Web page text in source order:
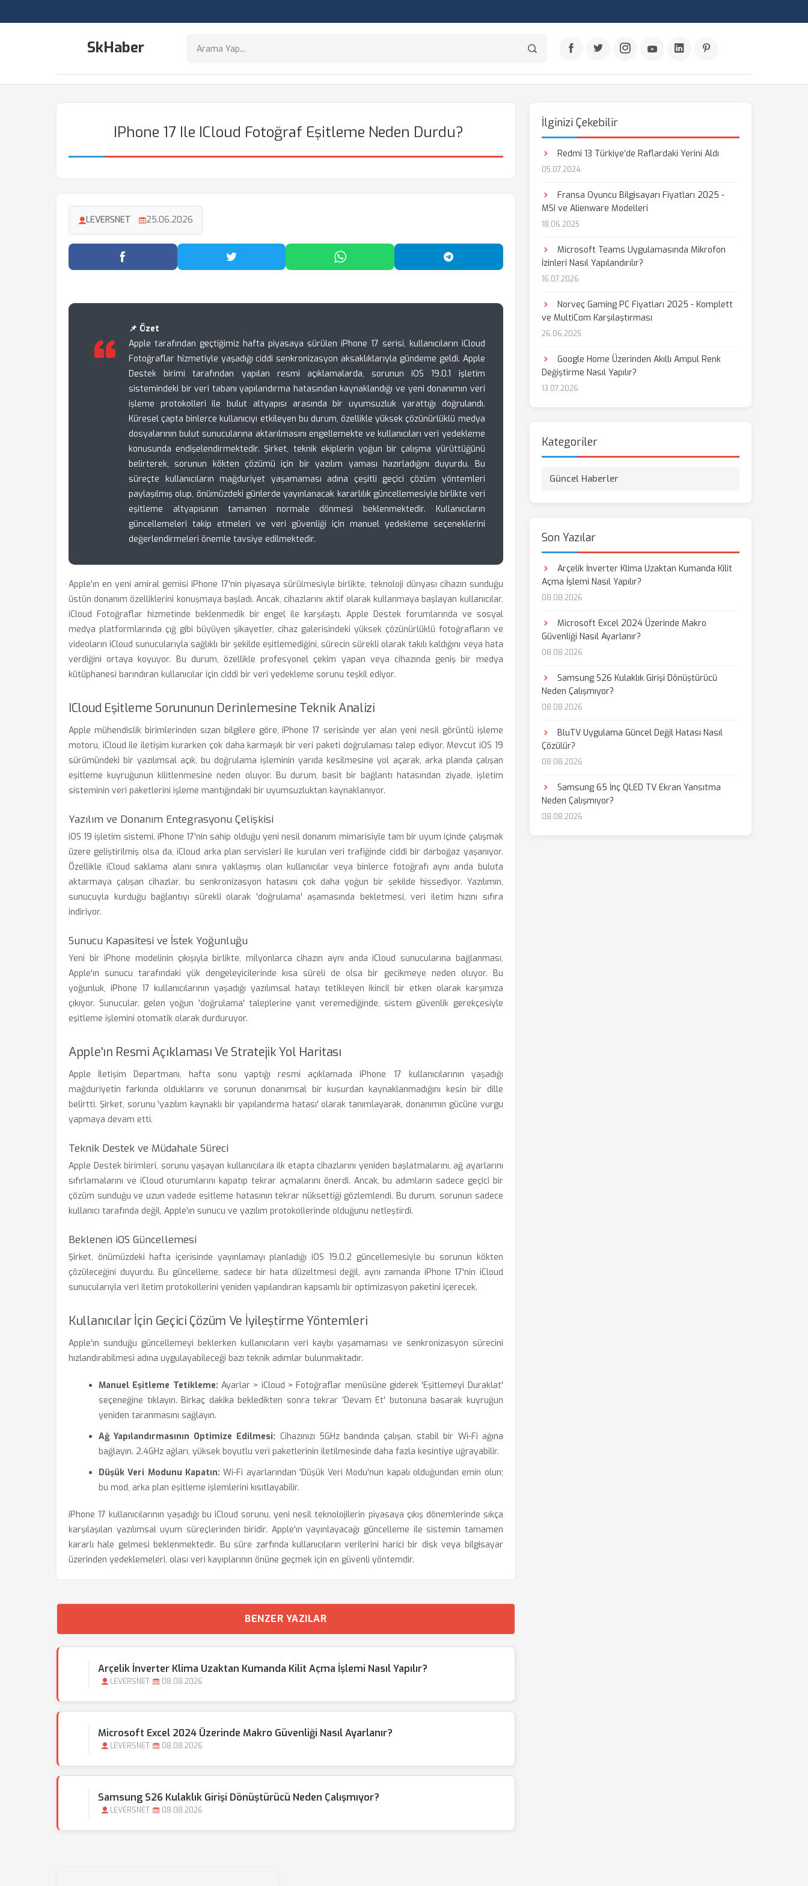
SkHaber
IPhone 17 Ile ICloud Fotoğraf Eşitleme Neden Durdu?
LEVERSNET 25.06.2026
Facebook'ta Paylaş Twitter'da Paylaş WhatsApp'ta Paylaş Telegram'da Paylaş
📌 Özet
Apple tarafından geçtiğimiz hafta piyasaya sürülen iPhone 17 serisi, kullanıcıların iCloud
Fotoğraflar hizmetiyle yaşadığı ciddi senkronizasyon aksaklıklarıyla gündeme geldi. Apple
Destek birimi tarafından yapılan resmi açıklamalarda, sorunun iOS 19.0.1 işletim
sistemindeki bir veri tabanı yapılandırma hatasından kaynaklandığı ve yeni donanımın veri
işleme protokolleri ile bulut altyapısı arasında bir uyumsuzluk yarattığı doğrulandı.
Küresel çapta binlerce kullanıcıyı etkileyen bu durum, özellikle yüksek çözünürlüklü medya
dosyalarının bulut sunucularına aktarılmasını engellemekte ve kullanıcıları veri yedekleme
konusunda endişelendirmektedir. Şirket, teknik ekiplerin yoğun bir çalışma yürüttüğünü
belirterek, sorunun kökten çözümü için bir yazılım yaması hazırladığını duyurdu. Bu
süreçte kullanıcıların mağduriyet yaşamaması adına çeşitli geçici çözüm yöntemleri
paylaşılmış olup, önümüzdeki günlerde yayınlanacak kararlılık güncellemesiyle birlikte veri
eşitleme altyapısının tamamen normale dönmesi beklenmektedir. Kullanıcıların
güncellemeleri takip etmeleri ve veri güvenliği için manuel yedekleme seçeneklerini
değerlendirmeleri önemle tavsiye edilmektedir.
Apple'ın en yeni amiral gemisi iPhone 17'nin piyasaya sürülmesiyle birlikte, teknoloji dünyası cihazın sunduğu
üstün donanım özelliklerini konuşmaya başladı. Ancak, cihazlarını aktif olarak kullanmaya başlayan kullanıcılar,
iCloud Fotoğraflar hizmetinde beklenmedik bir engel ile karşılaştı. Apple Destek forumlarında ve sosyal
medya platformlarında çığ gibi büyüyen şikayetler, cihaz galerisindeki yüksek çözünürlüklü fotoğrafların ve
videoların iCloud sunucularıyla sağlıklı bir şekilde eşitlemediğini, sürecin sürekli olarak takılı kaldığını veya hata
verdiğini ortaya koyuyor. Bu durum, özellikle profesyonel çekim yapan veya cihazında geniş bir medya
kütüphanesi barındıran kullanıcılar için ciddi bir veri yedekleme sorunu teşkil ediyor.
ICloud Eşitleme Sorununun Derinlemesine Teknik Analizi
Apple mühendislik birimlerinden sızan bilgilere göre, iPhone 17 serisinde yer alan yeni nesil görüntü işleme
motoru, iCloud ile iletişim kurarken çok daha karmaşık bir veri paketi doğrulaması talep ediyor. Mevcut iOS 19
sürümündeki bir yazılımsal açık, bu doğrulama işleminin yarıda kesilmesine yol açarak, arka planda çalışan
eşitleme kuyruğunun kilitlenmesine neden oluyor. Bu durum, basit bir bağlantı hatasından ziyade, işletim
sisteminin veri paketlerini işleme mantığındaki bir uyumsuzluktan kaynaklanıyor.
Yazılım ve Donanım Entegrasyonu Çelişkisi
iOS 19 işletim sistemi, iPhone 17'nin sahip olduğu yeni nesil donanım mimarisiyle tam bir uyum içinde çalışmak
üzere geliştirilmiş olsa da, iCloud arka plan servisleri ile kurulan veri trafiğinde ciddi bir darboğaz yaşanıyor.
Özellikle iCloud saklama alanı sınıra yaklaşmış olan kullanıcılar veya binlerce fotoğrafı aynı anda buluta
aktarmaya çalışan cihazlar, bu senkronizasyon hatasını çok daha yoğun bir şekilde hissediyor. Yazılımın,
sunucuyla kurduğu bağlantıyı sürekli olarak 'doğrulama' aşamasında bekletmesi, veri iletim hızını sıfıra
indiriyor.
Sunucu Kapasitesi ve İstek Yoğunluğu
Yeni bir iPhone modelinin çıkışıyla birlikte, milyonlarca cihazın aynı anda iCloud sunucularına bağlanması,
Apple'ın sunucu tarafındaki yük dengeleyicilerinde kısa süreli de olsa bir gecikmeye neden oluyor. Bu
yoğunluk, iPhone 17 kullanıcılarının yaşadığı yazılımsal hatayı tetikleyen ikincil bir etken olarak karşımıza
çıkıyor. Sunucular, gelen yoğun 'doğrulama' taleplerine yanıt veremediğinde, sistem güvenlik gerekçesiyle
eşitleme işlemini otomatik olarak durduruyor.
Apple'ın Resmi Açıklaması Ve Stratejik Yol Haritası
Apple İletişim Departmanı, hafta sonu yaptığı resmi açıklamada iPhone 17 kullanıcılarının yaşadığı
mağduriyetin farkında olduklarını ve sorunun donanımsal bir kusurdan kaynaklanmadığını kesin bir dille
belirtti. Şirket, sorunu 'yazılım kaynaklı bir yapılandırma hatası' olarak tanımlayarak, donanımın gücüne vurgu
yapmaya devam etti.
Teknik Destek ve Müdahale Süreci
Apple Destek birimleri, sorunu yaşayan kullanıcılara ilk etapta cihazlarını yeniden başlatmalarını, ağ ayarlarını
sıfırlamalarını ve iCloud oturumlarını kapatıp tekrar açmalarını önerdi. Ancak, bu adımların sadece geçici bir
çözüm sunduğu ve uzun vadede eşitleme hatasının tekrar nüksettiği gözlemlendi. Bu durum, sorunun sadece
kullanıcı tarafında değil, Apple'ın sunucu ve yazılım protokollerinde olduğunu netleştirdi.
Beklenen iOS Güncellemesi
Şirket, önümüzdeki hafta içerisinde yayınlamayı planladığı iOS 19.0.2 güncellemesiyle bu sorunun kökten
çözüleceğini duyurdu. Bu güncelleme, sadece bir hata düzeltmesi değil, aynı zamanda iPhone 17'nin iCloud
sunucularıyla veri iletim protokollerini yeniden yapılandıran kapsamlı bir optimizasyon paketini içerecek.
Kullanıcılar İçin Geçici Çözüm Ve İyileştirme Yöntemleri
Apple'ın sunduğu güncellemeyi beklerken kullanıcıların veri kaybı yaşamaması ve senkronizasyon sürecini
hızlandırabilmesi adına uygulayabileceği bazı teknik adımlar bulunmaktadır.
Manuel Eşitleme Tetikleme: Ayarlar > iCloud > Fotoğraflar menüsüne giderek 'Eşitlemeyi Duraklat'
seçeneğine tıklayın. Birkaç dakika bekledikten sonra tekrar 'Devam Et' butonuna basarak kuyruğun
yeniden taranmasını sağlayın.
Ağ Yapılandırmasının Optimize Edilmesi: Cihazınızı 5GHz bandında çalışan, stabil bir Wi-Fi ağına
bağlayın. 2.4GHz ağları, yüksek boyutlu veri paketlerinin iletilmesinde daha fazla kesintiye uğrayabilir.
Düşük Veri Modunu Kapatın: Wi-Fi ayarlarından 'Düşük Veri Modu'nun kapalı olduğundan emin olun;
bu mod, arka plan eşitleme işlemlerini kısıtlayabilir.
iPhone 17 kullanıcılarının yaşadığı bu iCloud sorunu, yeni nesil teknolojilerin piyasaya çıkış dönemlerinde sıkça
karşılaşılan yazılımsal uyum süreçlerinden biridir. Apple'ın yayınlayacağı güncelleme ile sistemin tamamen
kararlı hale gelmesi beklenmektedir. Bu süre zarfında kullanıcıların verilerini harici bir disk veya bilgisayar
üzerinden yedeklemeleri, olası veri kayıplarının önüne geçmek için en güvenli yöntemdir.
BENZER YAZILAR
Arçelik İnverter Klima Uzaktan Kumanda Kilit Açma İşlemi Nasıl Yapılır?
LEVERSNET 08.08.2026
Microsoft Excel 2024 Üzerinde Makro Güvenliği Nasıl Ayarlanır?
LEVERSNET 08.08.2026
Samsung S26 Kulaklık Girişi Dönüştürücü Neden Çalışmıyor?
LEVERSNET 08.08.2026
İlginizi Çekebilir
Redmi 13 Türkiye’de Raflardaki Yerini Aldı
05.07.2024
Fransa Oyuncu Bilgisayarı Fiyatları 2025 -
MSI ve Alienware Modelleri
18.06.2025
Microsoft Teams Uygulamasında Mikrofon
İzinleri Nasıl Yapılandırılır?
16.07.2026
Norveç Gaming PC Fiyatları 2025 - Komplett
ve MultiCom Karşılaştırması
26.06.2025
Google Home Üzerinden Akıllı Ampul Renk
Değiştirme Nasıl Yapılır?
13.07.2026
Kategoriler
Güncel Haberler
Son Yazılar
Arçelik İnverter Klima Uzaktan Kumanda Kilit
Açma İşlemi Nasıl Yapılır?
08.08.2026
Microsoft Excel 2024 Üzerinde Makro
Güvenliği Nasıl Ayarlanır?
08.08.2026
Samsung S26 Kulaklık Girişi Dönüştürücü
Neden Çalışmıyor?
08.08.2026
BluTV Uygulama Güncel Değil Hatası Nasıl
Çözülür?
08.08.2026
Samsung 65 İnç QLED TV Ekran Yansıtma
Neden Çalışmıyor?
08.08.2026